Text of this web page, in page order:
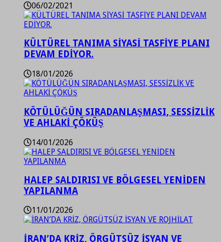
06/02/2021
KÜLTÜREL TANIMA SİYASİ TASFİYE PLANI
DEVAM EDİYOR.
18/01/2026
KÖTÜLÜĞÜN SIRADANLAŞMASI, SESSİZLİK
VE AHLAKİ ÇÖKÜŞ
14/01/2026
HALEP SALDIRISI VE BÖLGESEL YENİDEN
YAPILANMA
11/01/2026
İRAN’DA KRİZ, ÖRGÜTSÜZ İSYAN VE